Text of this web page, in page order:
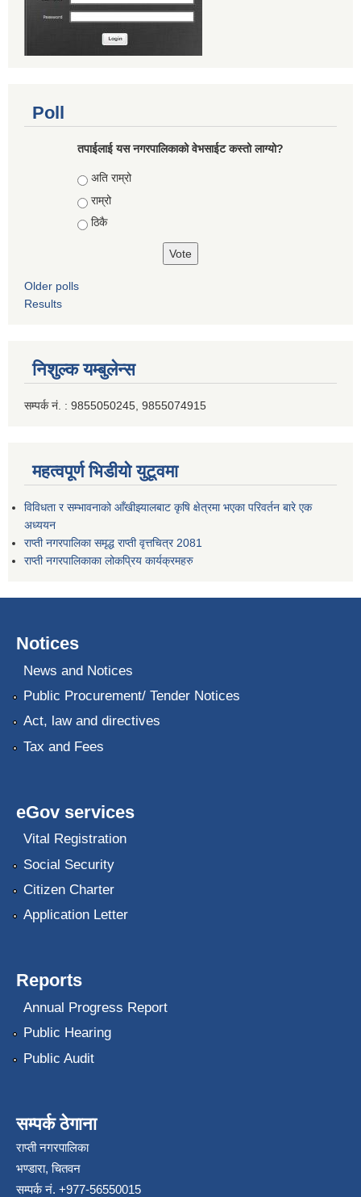
Poll
तपाईलाई यस नगरपालिकाको वेभसाईट कस्तो लाग्यो?
Choices
अति राम्रो
राम्रो
ठिकै
Older polls
Results
निशुल्क यम्बुलेन्स
सम्पर्क नं. : 9855050245, 9855074915
महत्वपूर्ण भिडीयो युटूवमा
विविधता र सम्भावनाको आँखीझ्यालबाट कृषि क्षेत्रमा भएका परिवर्तन बारे एक
अध्ययन
राप्ती नगरपालिका समृद्ध राप्ती वृत्तचित्र 2081
राप्ती नगरपालिकाका लोकप्रिय कार्यक्रमहरु
Notices
News and Notices
Public Procurement/ Tender Notices
Act, law and directives
Tax and Fees
eGov services
Vital Registration
Social Security
Citizen Charter
Application Letter
Reports
Annual Progress Report
Public Hearing
Public Audit
सम्पर्क ठेगाना
राप्ती नगरपालिका
भण्डारा, चितवन
सम्पर्क नं. +977-56550015